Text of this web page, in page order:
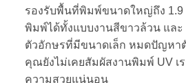
รองรับพื้นที่พิมพ์ขนาดใหญ่ถึง 1.9
พิมพ์ได้ทั้งแบบงานสีขาวล้วน และ
ตัวอักษรที่มีขนาดเล็ก หมดปัญหา
คุณยังไม่เคยสัมผัสงานพิมพ์ UV เ
ความสวยแน่นอน